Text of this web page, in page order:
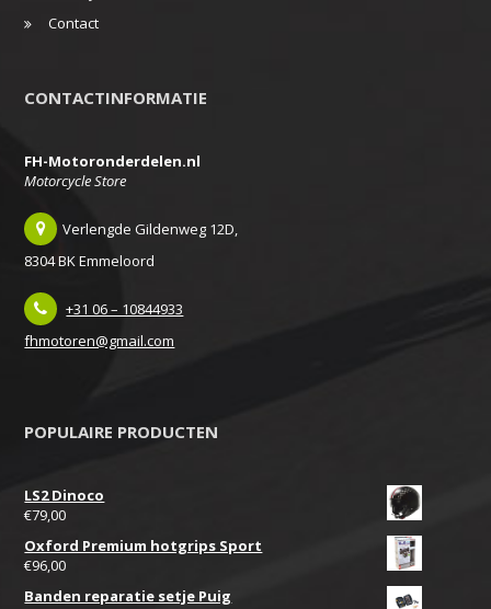
Contact
CONTACTINFORMATIE
FH-Motoronderdelen.nl
Motorcycle Store
Verlengde Gildenweg 12D,
8304 BK Emmeloord
+31 06 – 10844933
fhmotoren@gmail.com
POPULAIRE PRODUCTEN
LS2 Dinoco
€79,00
Oxford Premium hotgrips Sport
€96,00
Banden reparatie setje Puig